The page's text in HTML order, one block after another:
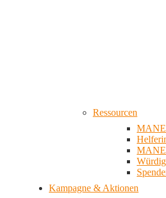
Ressourcen
Kampagne & Aktionen